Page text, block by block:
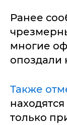
Ранее
многие
опоздали
Также
только